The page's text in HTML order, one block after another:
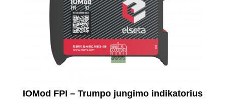
IOMod FPI – Trumpo jungimo indikatorius